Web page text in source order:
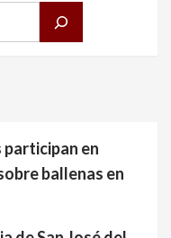
en
ballenas en